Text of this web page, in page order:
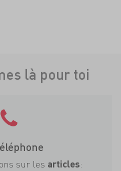
là pour toi
sur les articles: